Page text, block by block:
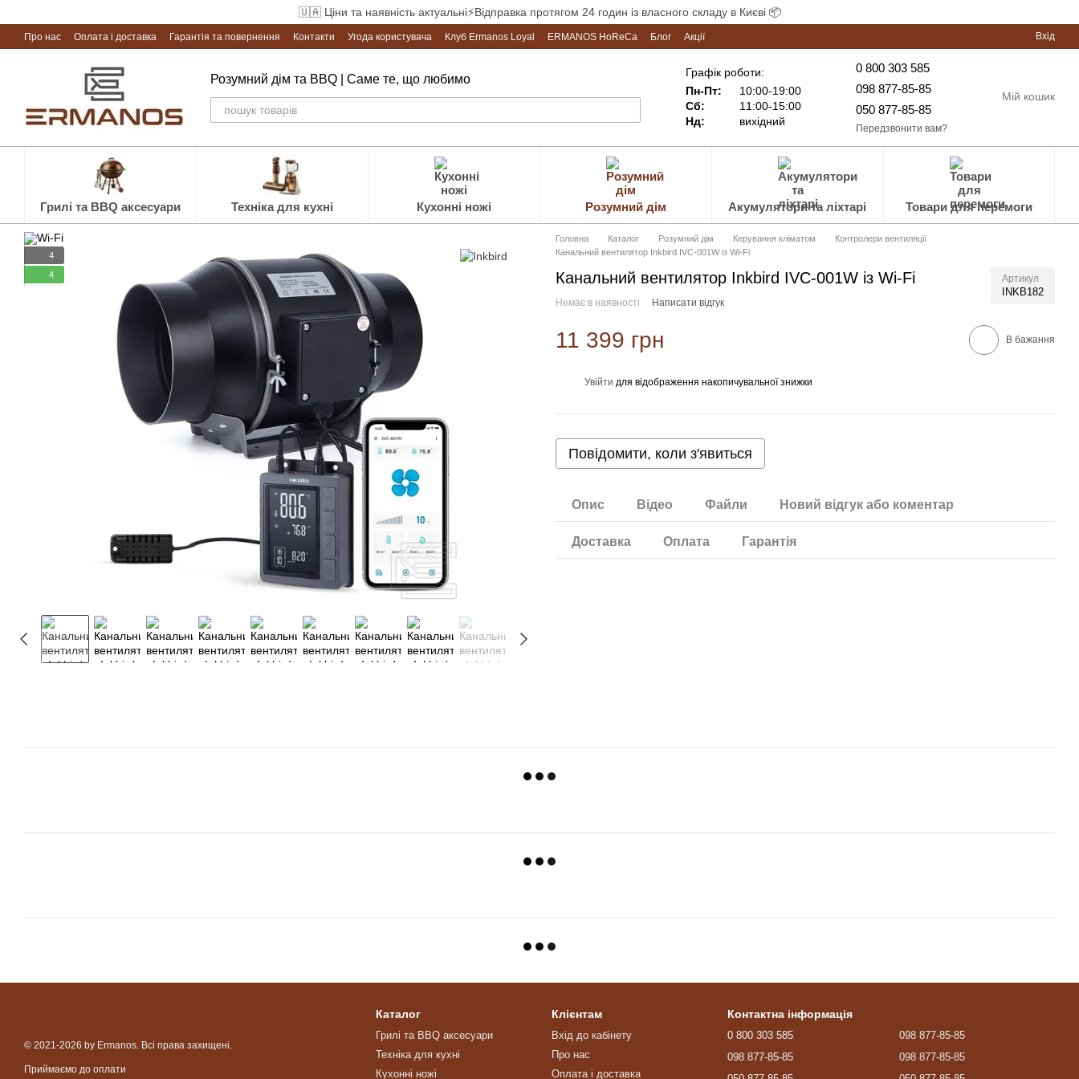
🇺🇦 Ціни та наявність актуальні⚡Відправка протягом 24 годин із власного складу в Києві 📦
Про нас Оплата і доставка Гарантія та повернення Контакти Угода користувача Клуб Ermanos Loyal ERMANOS HoReCa Блог Акції Вхід
Розумний дім та BBQ | Саме те, що любимо
Графік роботи:
Пн-Пт:
10:00-19:00
Сб:
11:00-15:00
Нд:
вихідний
0 800 303 585
098 877-85-85
050 877-85-85
Передзвонити вам?
Мій кошик
Грилі та BBQ аксесуари Техніка для кухні Кухонні ножі Розумний дім Акумулятори та ліхтарі Товари для перемоги
4
4
Головна Каталог Розумний дім Керування кліматом
Контролери вентиляції
Канальний вентилятор Inkbird IVC-001W із Wi-Fi
Канальний вентилятор Inkbird IVC-001W із Wi-Fi Артикул
INKB182
Немає в наявності Написати відгук
11 399 грн В бажання
Увійти для відображення накопичувальної знижки
Повідомити, коли з'явиться
Опис Відео Файли Новий відгук або коментар
Доставка Оплата Гарантія
© 2021-2026 by Ermanos. Всі права захищені.
Приймаємо до оплати
Каталог
Грилі та BBQ аксесуари
Техніка для кухні
Кухонні ножі
Клієнтам
Вхід до кабінету
Про нас
Оплата і доставка
Контактна інформація
0 800 303 585
098 877-85-85
098 877-85-85
098 877-85-85